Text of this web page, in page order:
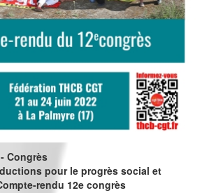
Congrès
pour le progrès social et
rendu 12e congrès